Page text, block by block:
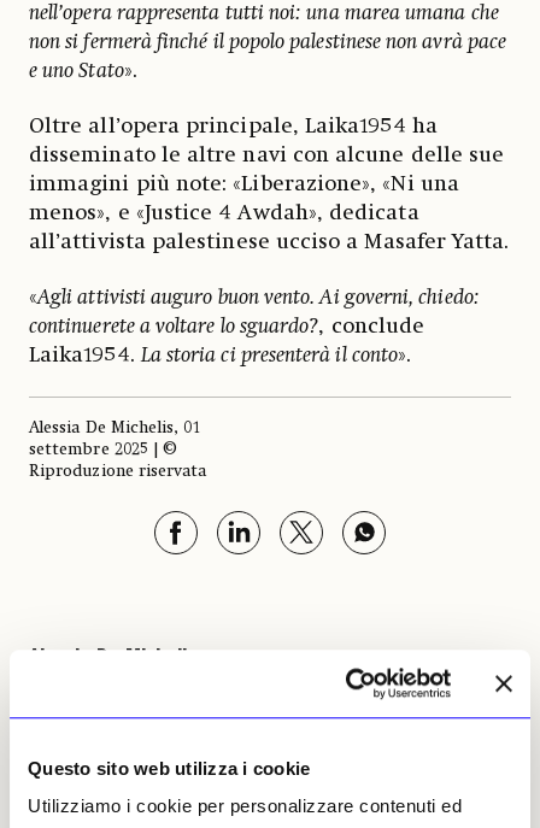
Questo sito web utilizza i cookie
Utilizziamo i cookie per personalizzare contenuti ed
nell’opera rappresenta tutti noi: una marea umana che
non si fermerà finché il popolo palestinese non avrà pace
e uno Stato».
Oltre all’opera principale, Laika1954 ha
disseminato le altre navi con alcune delle sue
immagini più note: «Liberazione», «Ni una
menos», e «Justice 4 Awdah», dedicata
all’attivista palestinese ucciso a Masafer Yatta.
«Agli attivisti auguro buon vento. Ai governi, chiedo:
continuerete a voltare lo sguardo?, conclude
Laika1954.La storia ci presenterà il conto».
Alessia De Michelis, 01
settembre 2025 | ©
Riproduzione riservata
Altri articoli dell'autore